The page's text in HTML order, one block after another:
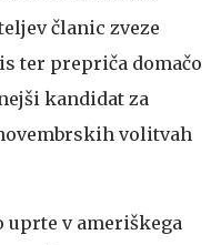
članic zveze
ter prepriča domačo
kandidat za
volitvah
uprte v ameriškega